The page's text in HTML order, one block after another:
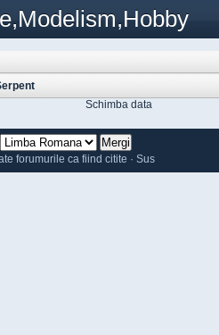
Schimba data
forumurile ca fiind citite · Sus